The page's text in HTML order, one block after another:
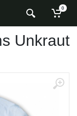
0
Unkraut